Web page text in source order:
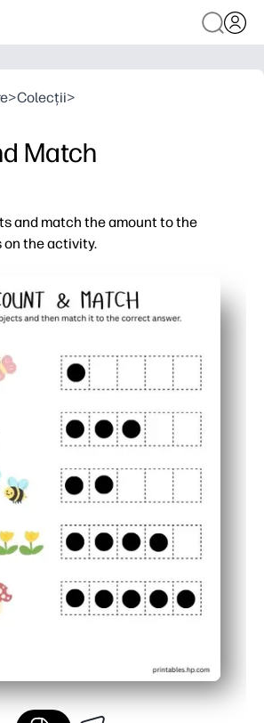
>Colecții>
Match
and match the amount to the
the activity.